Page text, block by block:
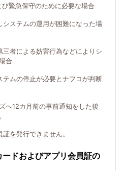
び緊急保守のために必要な場合
システムの運用が困難になった場
三者による妨害行為などによりシ
合
テムの停止が必要とナフコが判断
へ12カ月前の事前通知をした後
を発行できません。
ドおよびアプリ会員証の